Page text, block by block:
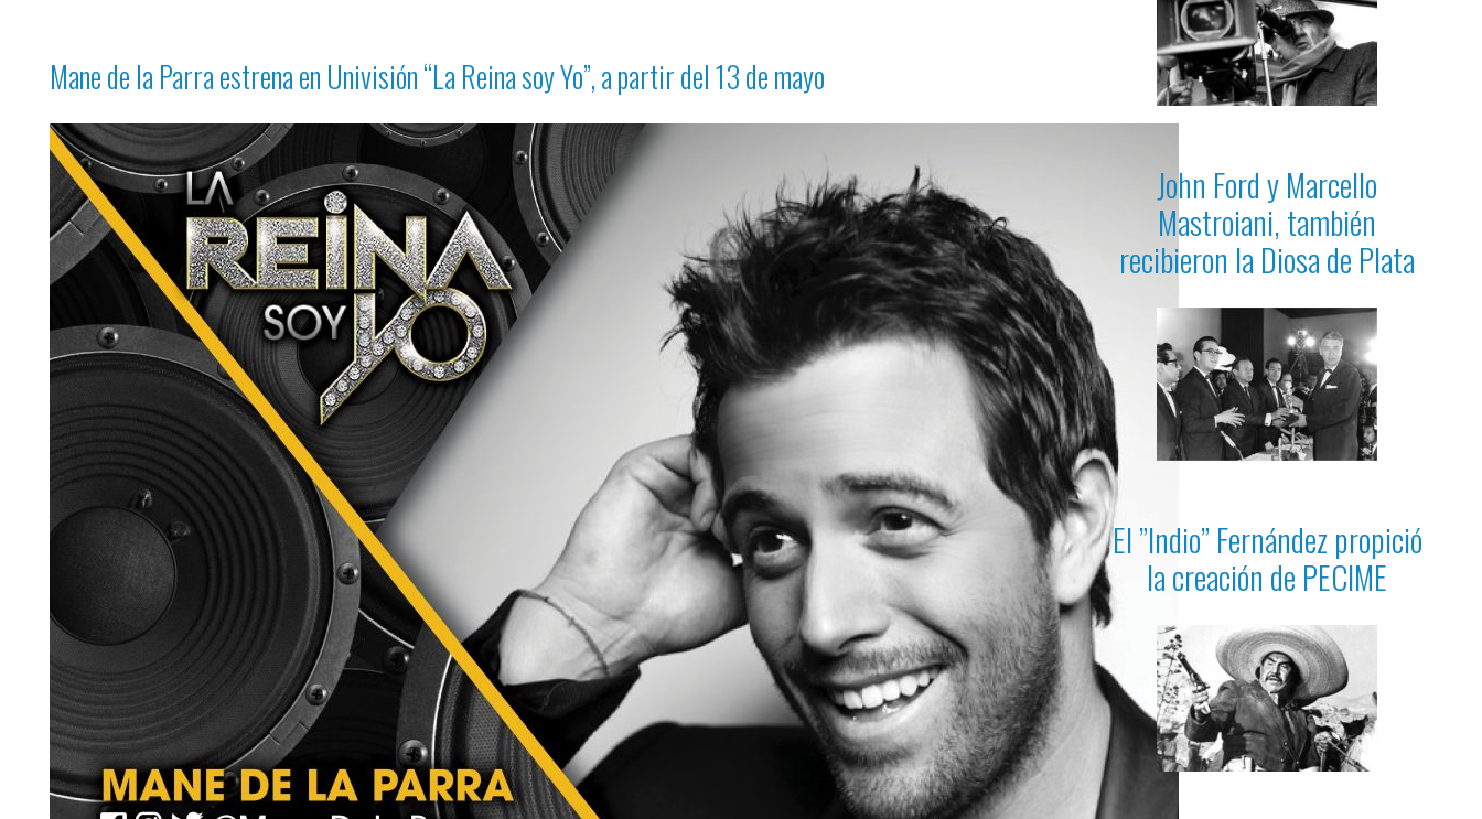
Mane de la Parra estrena en Univisión“La Reina soy Yo”,a partir del 13 de mayo
John Ford y Marcello
Mastroiani, también
recibieron la Diosa de Plata
El ”Indio” Fernández propició
la creación de PECIME